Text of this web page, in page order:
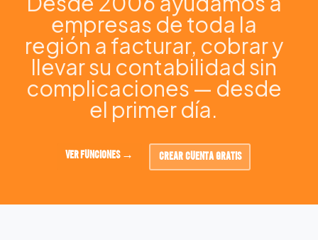
empresas de toda la
región a facturar, cobrar y
llevar su contabilidad sin
complicaciones — desde
el primer día.
VER FUNCIONES → CREAR CUENTA GRATIS